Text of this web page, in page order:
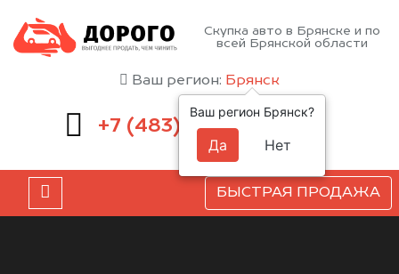
Скупка авто в Брянске и по
всей Брянской области
Ваш регион: Брянск
+7 (483) 232-00-41
БЫСТРАЯ ПРОДАЖА
Ваш регион Брянск?
Да Нет